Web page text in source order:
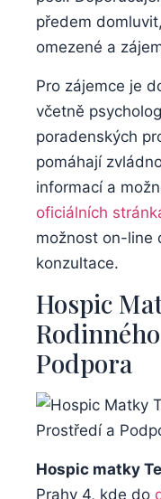
předem
omezené a
Pro zájemce je
včetně
poradenských
pomáhají
informací a
oficiálních
možnost on-line
konzultace.
Hospic
Podpora
Hospic matky
Prahy 4, kde do